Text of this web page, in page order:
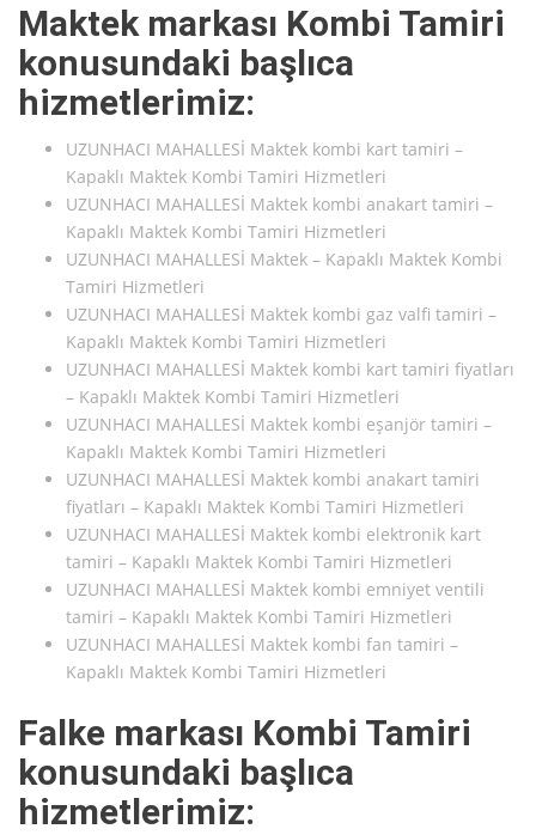
Maktek markası Kombi Tamiri
konusundaki başlıca
hizmetlerimiz:
UZUNHACI MAHALLESİ Maktek kombi kart tamiri –
Kapaklı Maktek Kombi Tamiri Hizmetleri
UZUNHACI MAHALLESİ Maktek kombi anakart tamiri –
Kapaklı Maktek Kombi Tamiri Hizmetleri
UZUNHACI MAHALLESİ Maktek – Kapaklı Maktek Kombi
Tamiri Hizmetleri
UZUNHACI MAHALLESİ Maktek kombi gaz valfi tamiri –
Kapaklı Maktek Kombi Tamiri Hizmetleri
UZUNHACI MAHALLESİ Maktek kombi kart tamiri fiyatları
– Kapaklı Maktek Kombi Tamiri Hizmetleri
UZUNHACI MAHALLESİ Maktek kombi eşanjör tamiri –
Kapaklı Maktek Kombi Tamiri Hizmetleri
UZUNHACI MAHALLESİ Maktek kombi anakart tamiri
fiyatları – Kapaklı Maktek Kombi Tamiri Hizmetleri
UZUNHACI MAHALLESİ Maktek kombi elektronik kart
tamiri – Kapaklı Maktek Kombi Tamiri Hizmetleri
UZUNHACI MAHALLESİ Maktek kombi emniyet ventili
tamiri – Kapaklı Maktek Kombi Tamiri Hizmetleri
UZUNHACI MAHALLESİ Maktek kombi fan tamiri –
Kapaklı Maktek Kombi Tamiri Hizmetleri
Falke markası Kombi Tamiri
konusundaki başlıca
hizmetlerimiz: